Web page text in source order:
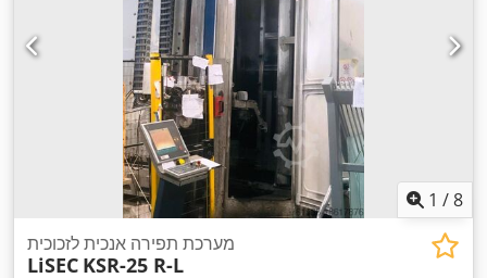
1 /8
מערכת תפירה אנכית לזכוכית
LiSEC KSR-25 R-L